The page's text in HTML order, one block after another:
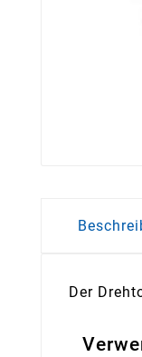
Der